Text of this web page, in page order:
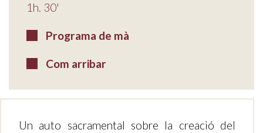
1h. 30'
Programa de mà
Com arribar
Un auto sacramental sobre la creació del